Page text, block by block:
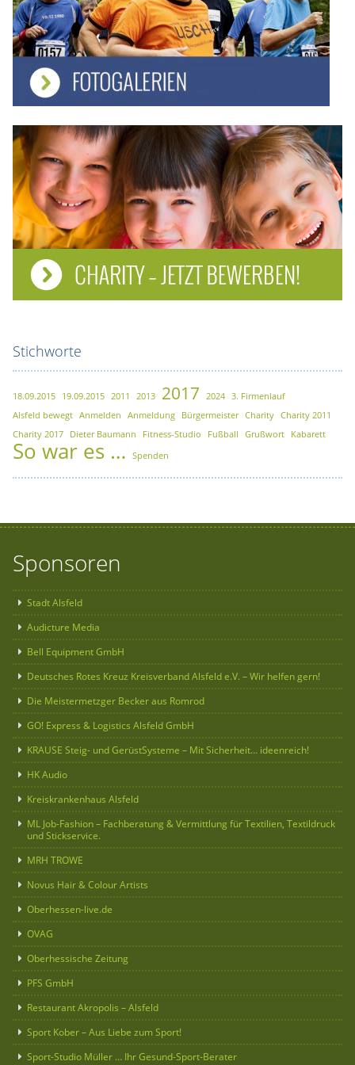
Stichworte
18.09.2015 19.09.2015 2011 2013 2017 2024 3. Firmenlauf
Alsfeld bewegt Anmelden Anmeldung Bürgermeister Charity Charity 2011
Charity 2017 Dieter Baumann Fitness-Studio Fußball Grußwort Kabarett
So war es … Spenden
Sponsoren
Stadt Alsfeld
Audicture Media
Bell Equipment GmbH
Deutsches Rotes Kreuz Kreisverband Alsfeld e.V. – Wir helfen gern!
Die Meistermetzger Becker aus Romrod
GO! Express & Logistics Alsfeld GmbH
KRAUSE Steig- und GerüstSysteme – Mit Sicherheit… ideenreich!
HK Audio
Kreiskrankenhaus Alsfeld
ML Job-Fashion – Fachberatung & Vermittlung für Textilien, Textildruck
und Stickservice.
MRH TROWE
Novus Hair & Colour Artists
Oberhessen-live.de
OVAG
Oberhessische Zeitung
PFS GmbH
Restaurant Akropolis – Alsfeld
Sport Kober – Aus Liebe zum Sport!
Sport-Studio Müller … Ihr Gesund-Sport-Berater